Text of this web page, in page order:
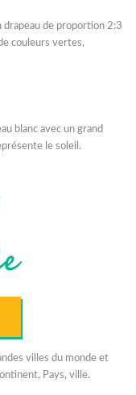
drapeau de proportion 2:3
couleurs vertes,
blanc avec un grand
le soleil.
villes du monde et
Pays, ville.